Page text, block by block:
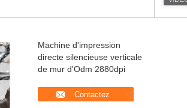
Machine d'impression
directe silencieuse verticale
de mur d'Odm 2880dpi
Contactez